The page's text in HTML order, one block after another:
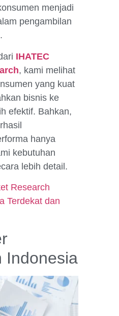
menjadi
pengambilan
IHATEC
, kami melihat
yang kuat
bisnis ke
efektif. Bahkan,
hanya
kebutuhan
lebih detail.
Research
Terdekat dan
Indonesia